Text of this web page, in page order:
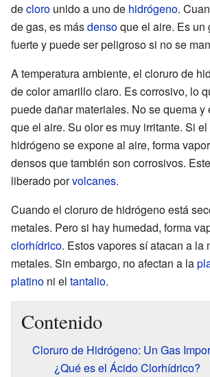
decloro unido a uno de hidrógeno.
de gas, es másdensoque el aire. Es un
fuerte y puede ser peligroso si no se
A temperatura ambiente, el cloruro de
de color amarillo claro. Es corrosivo, lo
puede dañar materiales. No se quema y
que el aire. Su olor es muy irritante. Si
hidrógeno se expone al aire, forma
densos que también son corrosivos.
liberado porvolcanes.
Cuando el cloruro de hidrógeno está
metales. Pero si hay humedad, forma
clorhídrico. Estos vapores sí atacan a la
metales. Sin embargo, no afectan a la
platino ni el tantalio.
Contenido
Cloruro de Hidrógeno: Un Gas
¿Qué es el Ácido Clorhídrico?